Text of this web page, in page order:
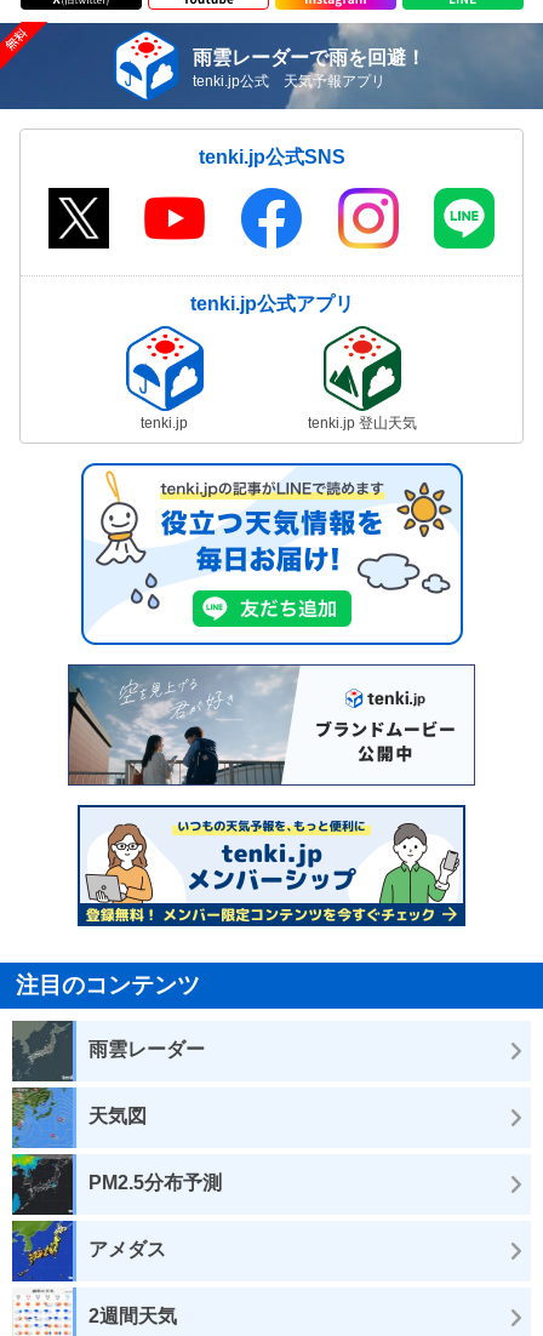
雨雲レーダーで雨を回避！
tenki.jp公式 天気予報アプリ
tenki.jp公式SNS
tenki.jp公式アプリ
tenki.jp tenki.jp 登山天気
注目のコンテンツ
雨雲レーダー
天気図
PM2.5分布予測
アメダス
2週間天気